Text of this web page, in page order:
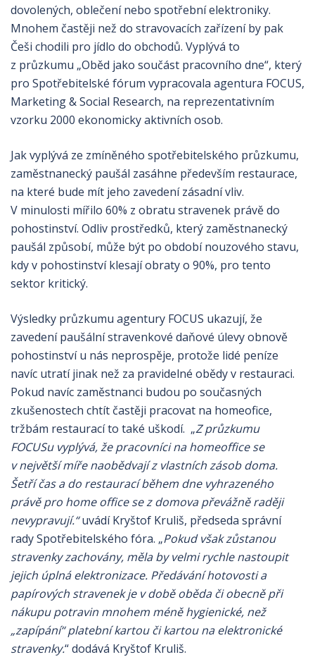
dovolených, oblečení nebo spotřební elektroniky.
Mnohem častěji než do stravovacích zařízení by pak
Češi chodili pro jídlo do obchodů. Vyplývá to
z průzkumu „Oběd jako součást pracovního dne“, který
pro Spotřebitelské fórum vypracovala agentura FOCUS,
Marketing & Social Research, na reprezentativním
vzorku 2000 ekonomicky aktivních osob.
Jak vyplývá ze zmíněného spotřebitelského průzkumu,
zaměstnanecký paušál zasáhne především restaurace,
na které bude mít jeho zavedení zásadní vliv.
V minulosti mířilo 60% z obratu stravenek právě do
pohostinství. Odliv prostředků, který zaměstnanecký
paušál způsobí, může být po období nouzového stavu,
kdy v pohostinství klesají obraty o 90%, pro tento
sektor kritický.
Výsledky průzkumu agentury FOCUS ukazují, že
zavedení paušální stravenkové daňové úlevy obnově
pohostinství u nás neprospěje, protože lidé peníze
navíc utratí jinak než za pravidelné obědy v restauraci.
Pokud navíc zaměstnanci budou po současných
zkušenostech chtít častěji pracovat na homeofice,
tržbám restaurací to také uškodí. „Z průzkumu
FOCUSu vyplývá, že pracovníci na homeoffice se
v největší míře naobědvají z vlastních zásob doma.
Šetří čas a do restaurací během dne vyhrazeného
právě pro home office se z domova převážně raději
nevypravují.“uvádí Kryštof Kruliš, předseda správní
rady Spotřebitelského fóra. „Pokud však zůstanou
stravenky zachovány, měla by velmi rychle nastoupit
jejich úplná elektronizace. Předávání hotovosti a
papírových stravenek je v době oběda či obecně při
nákupu potravin mnohem méně hygienické, než
„zapípání“ platební kartou či kartou na elektronické
stravenky.“ dodává Kryštof Kruliš.